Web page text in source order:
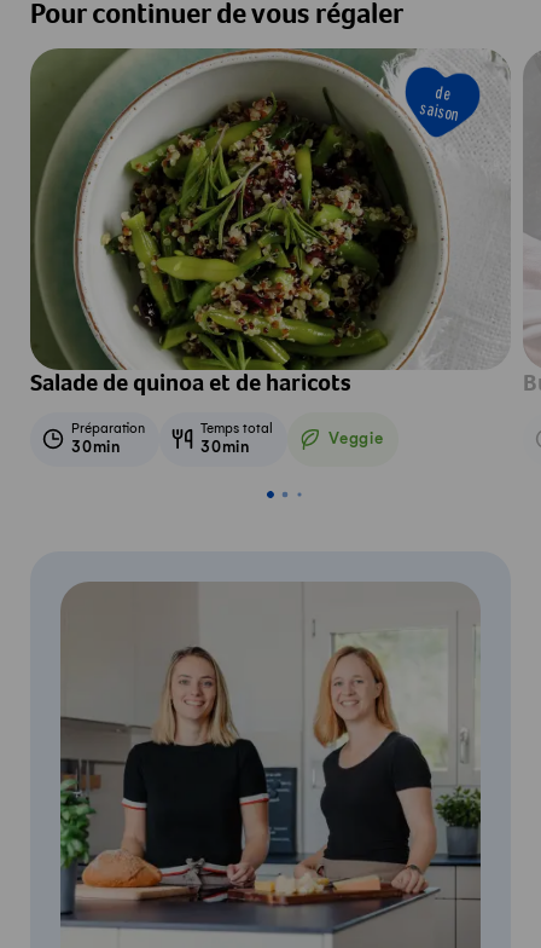
Pour continuer de vous régaler
de
saison
Salade de quinoa et de haricots
Préparation
30min
Temps total
30min Veggie
Veggie